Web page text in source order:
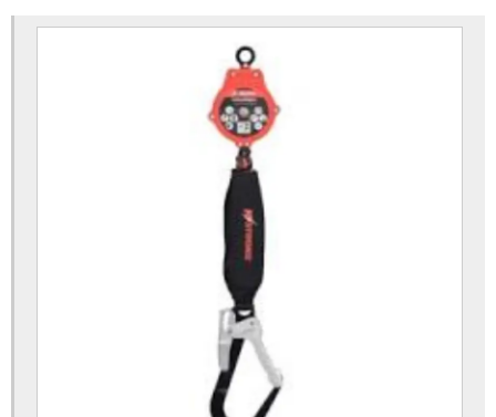
Cinto de segurança com talabarte para eletricista
Cinto de segurança com talabarte preço
Cinto de segurança tipo paraquedista
Cinto de segurança tipo paraquedista com talabarte
Cinto de segurança trabalho em altura
Cinto de segurança trabalho em altura para eletricista
Cinto para trabalho em altura acima de 100 kg
Cinto paraquedista para eletricista com talabarte
Cinto paraquedista para espaço confinado